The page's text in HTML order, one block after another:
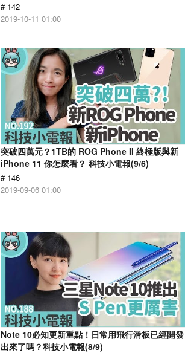
# 142
2019-10-11 01:00
突破四萬元？1TB的 ROG Phone II 終極版與新
iPhone 11 你怎麼看？ 科技小電報(9/6)
# 146
2019-09-06 01:00
Note 10必知更新重點！日常用飛行滑板已經開發
出來了嗎？科技小電報(8/9)